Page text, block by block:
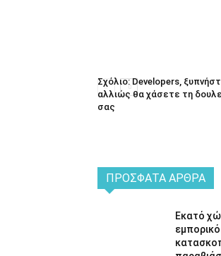
Σχόλιο: Developers,
αλλιώς θα χάσετε τη
σας
ΠΡΌΣΦΑΤΑ ΆΡΘΡΑ
Εκατό
εμπορικό